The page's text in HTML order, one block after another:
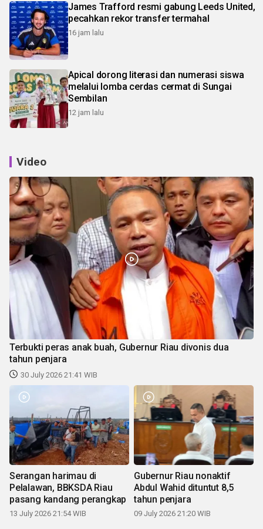
James Trafford resmi gabung Leeds United,
pecahkan rekor transfer termahal
16 jam lalu
Apical dorong literasi dan numerasi siswa
melalui lomba cerdas cermat di Sungai
Sembilan
12 jam lalu
Video
Terbukti peras anak buah, Gubernur Riau divonis dua
tahun penjara
30 July 2026 21:41 WIB
Serangan harimau di
Pelalawan, BBKSDA Riau
pasang kandang perangkap
13 July 2026 21:54 WIB
Gubernur Riau nonaktif
Abdul Wahid dituntut 8,5
tahun penjara
09 July 2026 21:20 WIB